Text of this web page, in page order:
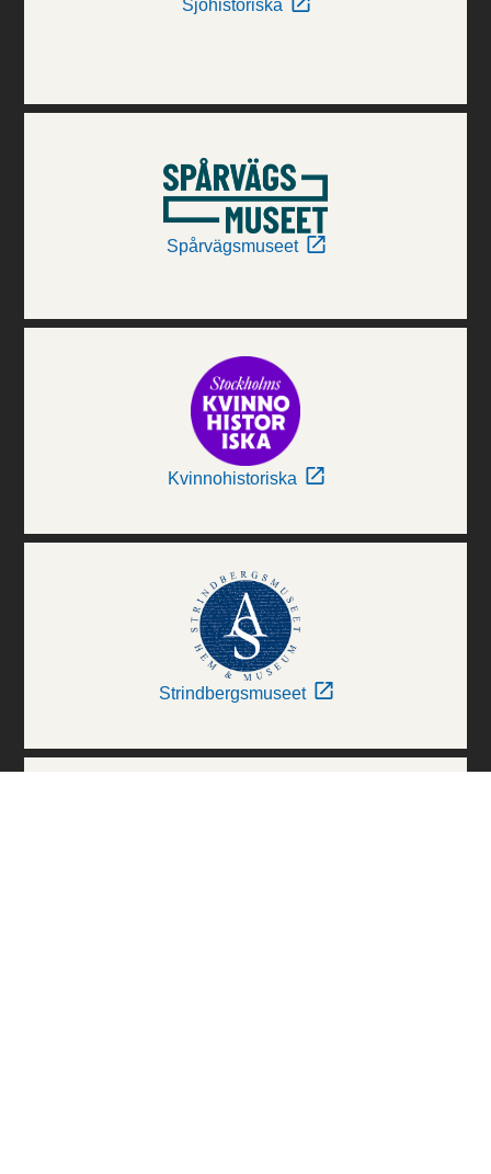
Sjöhistoriska
Spårvägsmuseet
Kvinnohistoriska
Strindbergsmuseet